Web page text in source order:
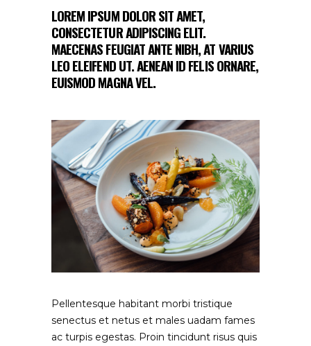
LOREM IPSUM DOLOR SIT AMET,
CONSECTETUR ADIPISCING ELIT.
MAECENAS FEUGIAT ANTE NIBH, AT VARIUS
LEO ELEIFEND UT. AENEAN ID FELIS ORNARE,
EUISMOD MAGNA VEL.
Pellentesque habitant morbi tristique
senectus et netus et males uadam fames
ac turpis egestas. Proin tincidunt risus quis